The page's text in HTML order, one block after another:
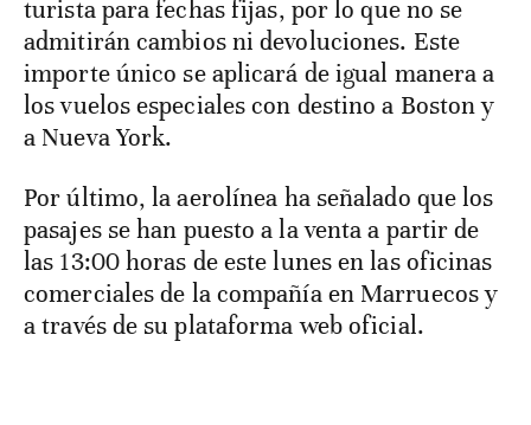
turista para fechas fijas, por lo que no se
admitirán cambios ni devoluciones. Este
importe único se aplicará de igual manera a
los vuelos especiales con destino a Boston y
a Nueva York.
Por último, la aerolínea ha señalado que los
pasajes se han puesto a la venta a partir de
las 13:00 horas de este lunes en las oficinas
comerciales de la compañía en Marruecos y
a través de su plataforma web oficial.